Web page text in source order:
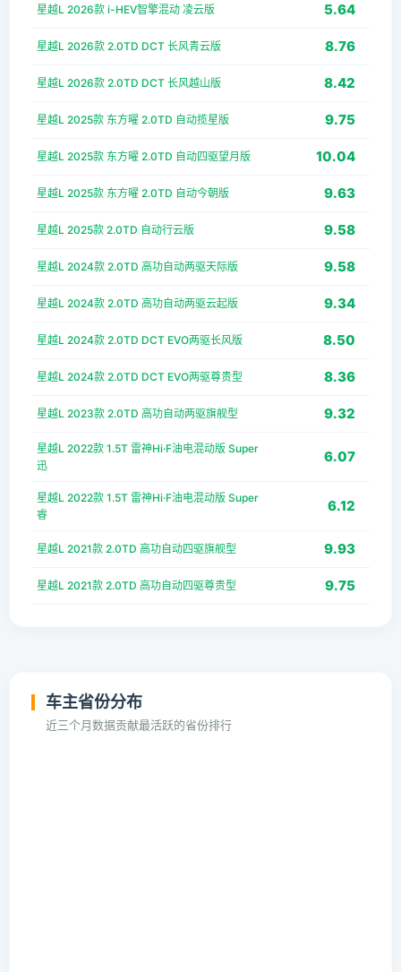
星越L 2026款 i-HEV智擎混动 凌云版 5.64
星越L 2026款 2.0TD DCT 长风青云版 8.76
星越L 2026款 2.0TD DCT 长风越山版 8.42
星越L 2025款 东方曜 2.0TD 自动揽星版 9.75
星越L 2025款 东方曜 2.0TD 自动四驱望月版 10.04
星越L 2025款 东方曜 2.0TD 自动今朝版 9.63
星越L 2025款 2.0TD 自动行云版 9.58
星越L 2024款 2.0TD 高功自动两驱天际版 9.58
星越L 2024款 2.0TD 高功自动两驱云起版 9.34
星越L 2024款 2.0TD DCT EVO两驱长风版 8.50
星越L 2024款 2.0TD DCT EVO两驱尊贵型 8.36
星越L 2023款 2.0TD 高功自动两驱旗舰型 9.32
星越L 2022款 1.5T 雷神Hi·F油电混动版 Super
迅
6.07
星越L 2022款 1.5T 雷神Hi·F油电混动版 Super
睿
6.12
星越L 2021款 2.0TD 高功自动四驱旗舰型 9.93
星越L 2021款 2.0TD 高功自动四驱尊贵型 9.75
车主省份分布
近三个月数据贡献最活跃的省份排行